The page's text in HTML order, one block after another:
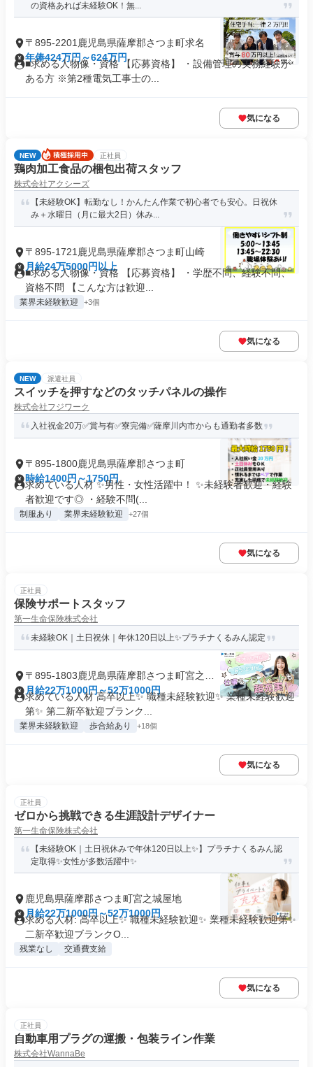
の資格あれば未経験OK！無...
〒895-2201鹿児島県薩摩郡さつま町求名
年俸424万円～624万円
■求める人物像・資格 【応募資格】 ・設備管理の実務経験が
ある方 ※第2種電気工事士の...
気になる
NEW 正社員
鶏肉加工食品の梱包出荷スタッフ
株式会社アクシーズ
【未経験OK】転勤なし！かんたん作業で初心者でも安心。日祝休
み＋水曜日（月に最大2日）休み...
〒895-1721鹿児島県薩摩郡さつま町山崎
月給24万5000円以上
■求める人物像・資格 【応募資格】 ・学歴不問、経験不問、
資格不問 【こんな方は歓迎...
業界未経験歓迎 +3個
気になる
NEW 派遣社員
スイッチを押すなどのタッチパネルの操作
株式会社フジワーク
入社祝金20万✅賞与有✅寮完備✅薩摩川内市からも通勤者多数
〒895-1800鹿児島県薩摩郡さつま町
時給1400円～1750円
求めている人材 ✨男性・女性活躍中！ ✨未経験者歓迎・経験
者歓迎です◎ ・経験不問(...
制服あり 業界未経験歓迎 +27個
気になる
正社員
保険サポートスタッフ
第一生命保険株式会社
未経験OK｜土日祝休｜年休120日以上✨プラチナくるみん認定
〒895-1803鹿児島県薩摩郡さつま町宮之城
屋地
月給22万1000円～52万1000円
求めている人材 高卒以上✨ 職種未経験歓迎✨ 業種未経験歓迎
第✨ 第二新卒歓迎ブランク...
業界未経験歓迎 歩合給あり +18個
気になる
正社員
ゼロから挑戦できる生涯設計デザイナー
第一生命保険株式会社
【未経験OK｜土日祝休みで年休120日以上✨】プラチナくるみん認
定取得✨女性が多数活躍中✨
鹿児島県薩摩郡さつま町宮之城屋地
月給22万1000円～52万1000円
求める人材: 高卒以上✨ 職種未経験歓迎✨ 業種未経験歓迎第✨
二新卒歓迎ブランクO...
残業なし 交通費支給
気になる
正社員
自動車用プラグの運搬・包装ライン作業
株式会社WannaBe